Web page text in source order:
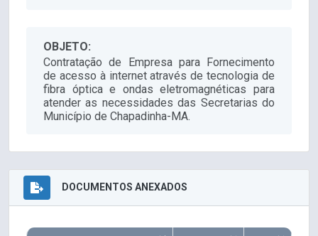
OBJETO:
Contratação de Empresa para Fornecimento
de acesso à internet através de tecnologia de
fibra óptica e ondas eletromagnéticas para
atender as necessidades das Secretarias do
Município de Chapadinha-MA.
DOCUMENTOS ANEXADOS